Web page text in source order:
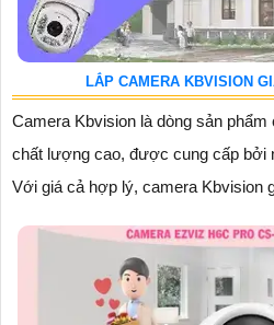
LẮP CAMERA KBVISION
Camera Kbvision là dòng sản
chất lượng cao, được cung cấp bởi
Với giá cả hợp lý, camera Kbvision